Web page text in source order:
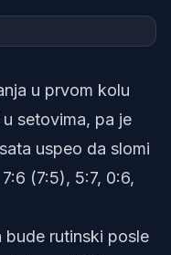
u prvom kolu
setovima, pa je
uspeo da slomi
(7:5), 5:7, 0:6,
bude rutinski posle